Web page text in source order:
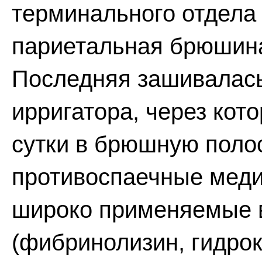
терминального
париетальная
Последняя
ирригатора, через
сутки в брюшную
противоспаечные
широко применяемые
(фибринолизин,